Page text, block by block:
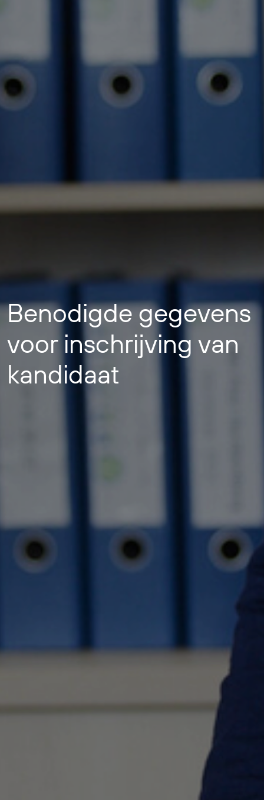
Benodigde gegevens
voor inschrijving van
kandidaat